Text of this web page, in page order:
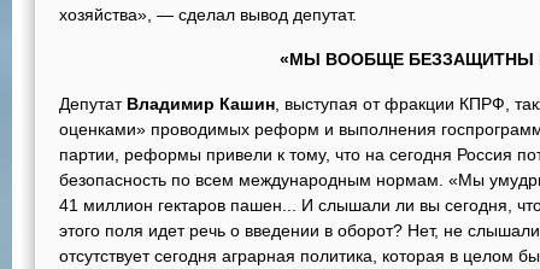
хозяйства», — сделал вывод депутат.
«МЫ ВООБЩЕ БЕЗЗАЩИТНЫ
Депутат Владимир Кашин , выступая от фракции КПРФ,
оценками» проводимых реформ и выполнения
партии, реформы привели к тому, что на сегодня Россия
безопасность по всем международным нормам. «Мы
41 миллион гектаров пашен... И слышали ли вы сегодня,
этого поля идет речь о введении в оборот? Нет, не
отсутствует сегодня аграрная политика, которая в целом